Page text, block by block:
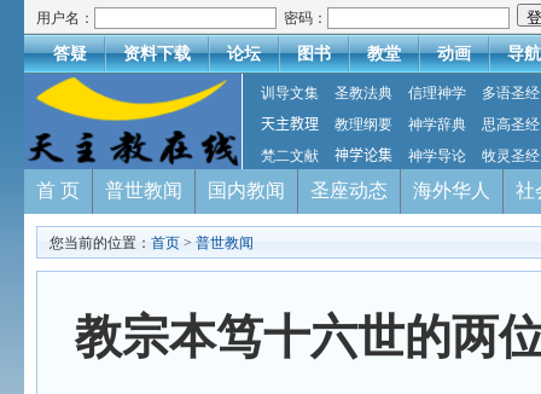
用户名： 密码：
答疑 资料下载 论坛 图书 教堂 动画 导航
训导文集 圣教法典 信理神学
多语圣经
天主教理
教理纲要 神学辞典
思高圣经
梵二文献
神学论集 神学导论 牧灵圣经
首 页 普世教闻 国内教闻 圣座动态 海外华人 社
您当前的位置： 首页 > 普世教闻
教宗本笃十六世的两